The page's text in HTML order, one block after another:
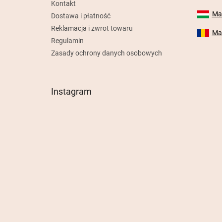
Kontakt
Dostawa i płatność
Reklamacja i zwrot towaru
Regulamin
Zasady ochrony danych osobowych
Instagram